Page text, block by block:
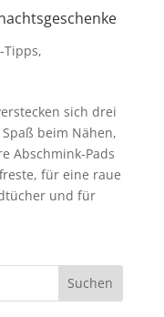
Tipps,
sich drei
beim Nähen,
Abschmink-Pads
für eine raue
und für